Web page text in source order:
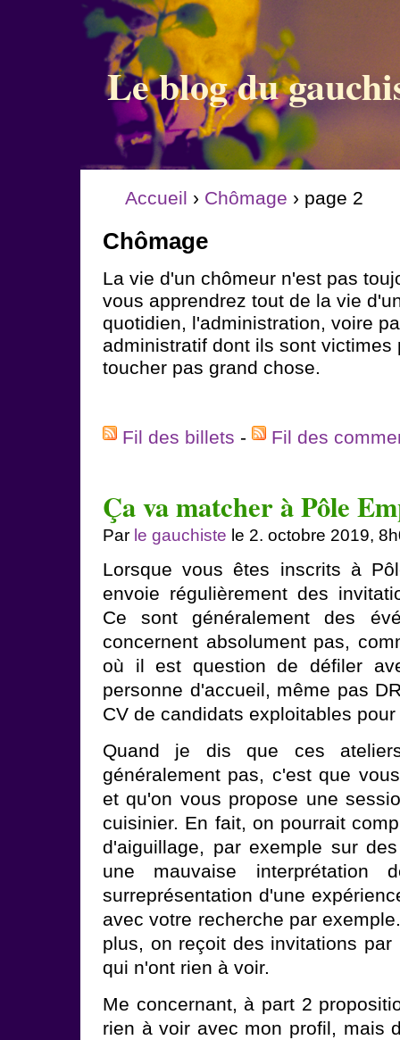
Le blog du
Accueil › Chômage › page 2
Chômage
La vie d'un chômeur n'est pas
vous apprendrez tout de la vie
quotidien, l'administration, voire
administratif dont ils sont victimes
toucher pas grand chose.
Fil des billets - Fil des
Ça va matcher à Pôle
Par le gauchiste le 2. octobre 2019,
Lorsque vous êtes inscrits à
envoie régulièrement des
Ce sont généralement des
concernent absolument pas,
où il est question de défiler
personne d'accueil, même pas
CV de candidats exploitables
Quand je dis que ces
généralement pas, c'est que
et qu'on vous propose une
cuisinier. En fait, on pourrait
d'aiguillage, par exemple sur
une mauvaise
surreprésentation d'une
avec votre recherche par
plus, on reçoit des invitations
qui n'ont rien à voir.
Me concernant, à part 2
rien à voir avec mon profil, mais